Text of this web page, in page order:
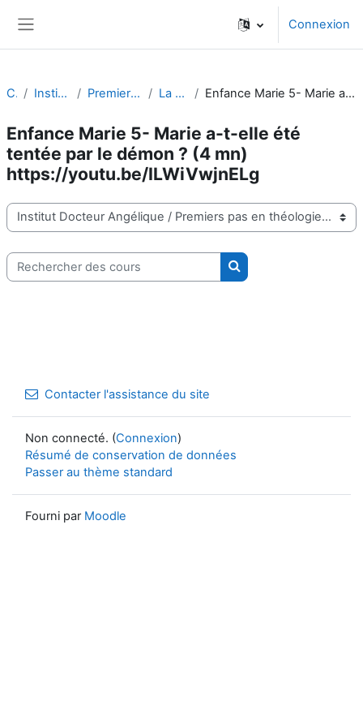
Connexion
Cours Institut Docteur Angélique Premiers pas en théologie catholique La Jeunesse de Marie Enfance Marie 5- Marie a-t-elle été tentée par le démon ? (4 mn) https://youtu.be/ILWiVwjnELg
Enfance Marie 5- Marie a-t-elle été
tentée par le démon ? (4 mn)
https://youtu.be/ILWiVwjnELg
Catégories de cours
Rechercher des cours
Rechercher des cours
Contacter l'assistance du site
Non connecté. (Connexion)
Résumé de conservation de données
Passer au thème standard
Fourni par Moodle